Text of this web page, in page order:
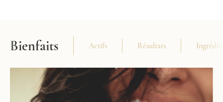
Bienfaits Actifs Résultats